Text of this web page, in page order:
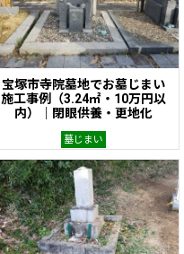
宝塚市寺院墓地でお墓じまい
施工事例（3.24㎡・10万円以
内）｜閉眼供養・更地化
墓じまい